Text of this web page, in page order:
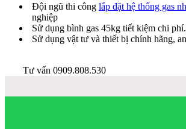
Đội ngũ thi công lắp đặt hệ thống gas
nghiệp
Sử dụng bình gas 45kg tiết kiệm chi phí.
Sử dụng vật tư và thiết bị chính hãng,
Tư vấn 0909.808.530